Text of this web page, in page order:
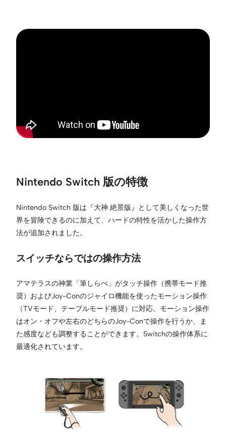
Nintendo Switch 版の特徴
Nintendo Switch 版は『大神 絶景版』として美しくなった世
界を冒険できるのに加えて、ハードの特性を活かした操作方
法が追加されました。
スイッチならではの操作方法
アマテラスの神業「筆しらべ」がタッチ操作（携帯モード推
奨）およびJoy-Conのジャイロ機能を使ったモーション操作
（TVモード、テーブルモード推奨）に対応。モーション操作
はオン・オフや左右のどちらのJoy-Conで操作を行うか、ま
た感度なども調整することができます。Switchの操作体系に
最適化されています。